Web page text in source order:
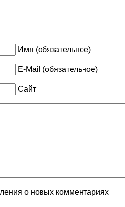
Имя (обязательное)
E-Mail (обязательное)
Сайт
о новых комментариях